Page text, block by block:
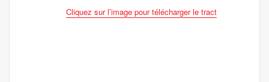
Cliquez sur l’image pour télécharger le tract